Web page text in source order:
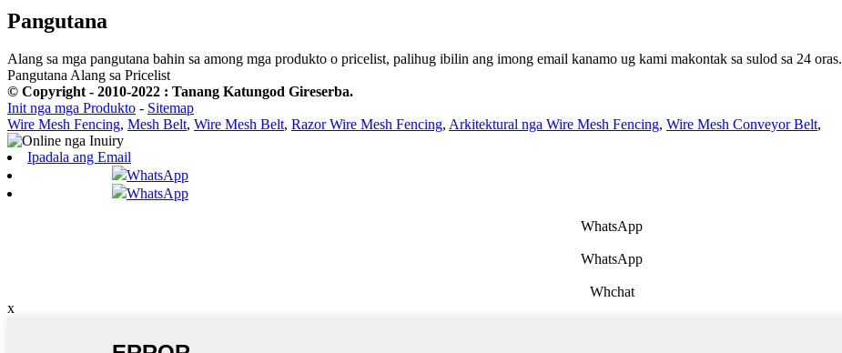
Pangutana
Alang sa mga pangutana bahin sa among mga produkto o pricelist, palihug ibilin ang imong email kanamo ug kami makontak sa sulod sa 24 oras.
Pangutana Alang sa Pricelist
© Copyright - 2010-2022 : Tanang Katungod Gireserba.
Init nga mga Produkto - Sitemap
Wire Mesh Fencing, Mesh Belt, Wire Mesh Belt, Razor Wire Mesh Fencing, Arkitektural nga Wire Mesh Fencing, Wire Mesh Conveyor Belt,
Ipadala ang Email
WhatsApp
WhatsApp
WhatsApp
WhatsApp
Whchat
x